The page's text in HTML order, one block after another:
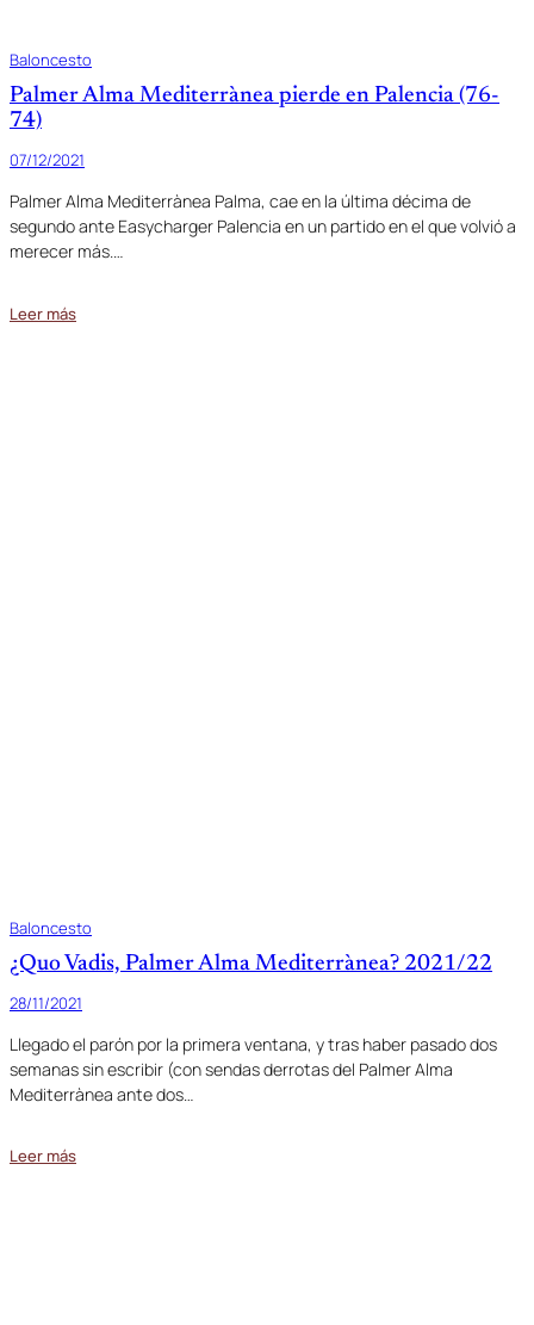
Baloncesto
Palmer Alma Mediterrànea pierde en Palencia (76-
74)
07/12/2021
Palmer Alma Mediterrànea Palma, cae en la última décima de
segundo ante Easycharger Palencia en un partido en el que volvió a
merecer más.…
Leer más
Baloncesto
¿Quo Vadis, Palmer Alma Mediterrànea? 2021/22
28/11/2021
Llegado el parón por la primera ventana, y tras haber pasado dos
semanas sin escribir (con sendas derrotas del Palmer Alma
Mediterrànea ante dos…
Leer más